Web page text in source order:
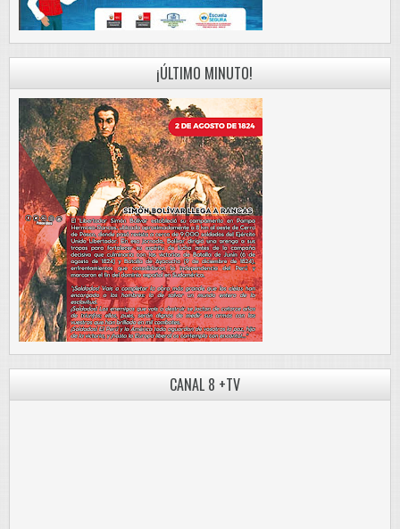
¡ÚLTIMO MINUTO!
CANAL 8 +TV